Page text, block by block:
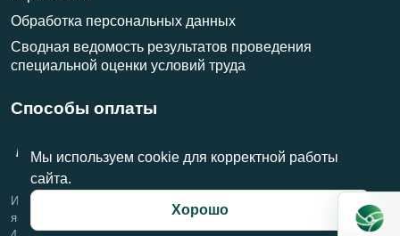
Обработка персональных данных
Сводная ведомость результатов проведения
специальной оценки условий труда
Способы оплаты
MasterCard VISAМИР
Информация на данном сайте носит справочный характер и не
является публичной офертой, определяемой положениями Статьи
Мы используем cookie для корректной работы
сайта.
Хорошо